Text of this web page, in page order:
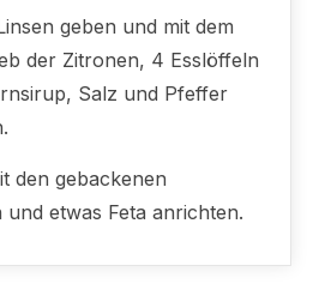
geben und mit dem
der Zitronen, 4 Esslöffeln
Salz und Pfeffer
den gebackenen
etwas Feta anrichten.